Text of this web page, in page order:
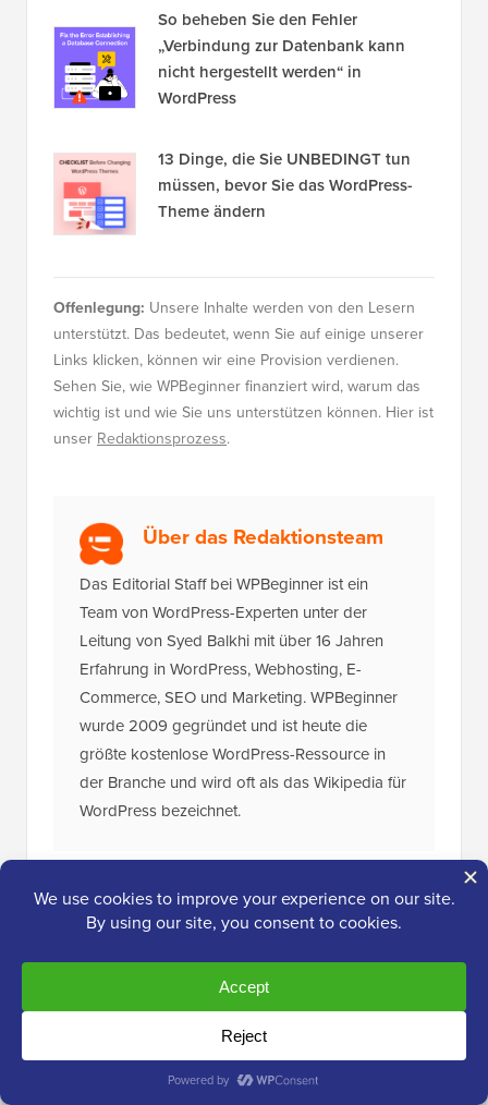
So beheben Sie den Fehler
„Verbindung zur Datenbank kann
nicht hergestellt werden“ in
WordPress
13 Dinge, die Sie UNBEDINGT tun
müssen, bevor Sie das WordPress-
Theme ändern
Offenlegung: Unsere Inhalte werden von den Lesern
unterstützt. Das bedeutet, wenn Sie auf einige unserer
Links klicken, können wir eine Provision verdienen.
Sehen Sie, wie WPBeginner finanziert wird, warum das
wichtig ist und wie Sie uns unterstützen können. Hier ist
unser Redaktionsprozess.
Über das Redaktionsteam
Das Editorial Staff bei WPBeginner ist ein
Team von WordPress-Experten unter der
Leitung von Syed Balkhi mit über 16 Jahren
Erfahrung in WordPress, Webhosting, E-
Commerce, SEO und Marketing. WPBeginner
wurde 2009 gegründet und ist heute die
größte kostenlose WordPress-Ressource in
der Branche und wird oft als das Wikipedia für
WordPress bezeichnet.
Das ultimative
WordPress-Toolkit
Erhalten Sie KOSTENLOSEN Zugang zu
unserem Toolkit– eine Sammlung von